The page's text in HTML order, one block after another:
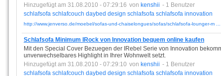
Hinzugefügt am 31.08.2010 - 07:29:16 von kenshii - 1 Benutzer
schlafsofa schlafcouch daybed design schlafsofa schlafsofa innovation
http://www.jenverso.de/moebel/sofas-und-chaiselongues/sofas/schlafsofa-lounger-m ...
Schlafsofa Minimum IRock von Innovation bequem online kaufen
Mit den Special Cover Bezuegen der IRebel Serie von Innovation
unverwechselbares Highlight in Ihrer Wohnwelt setzt.
Hinzugefügt am 31.08.2010 - 07:29:10 von kenshii - 1 Benutzer
schlafsofa schlafcouch daybed design schlafsofa schlafsofa innovation